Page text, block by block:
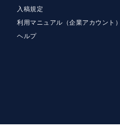
入稿規定
利用マニュアル（企業アカウント）
ヘルプ